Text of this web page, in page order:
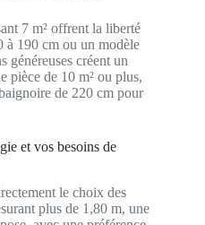
7 m² offrent la liberté
à 190 cm ou un modèle
généreuses créent un
pièce de 10 m² ou plus,
de 220 cm pour
et vos besoins de
le choix des
plus de 1,80 m, une